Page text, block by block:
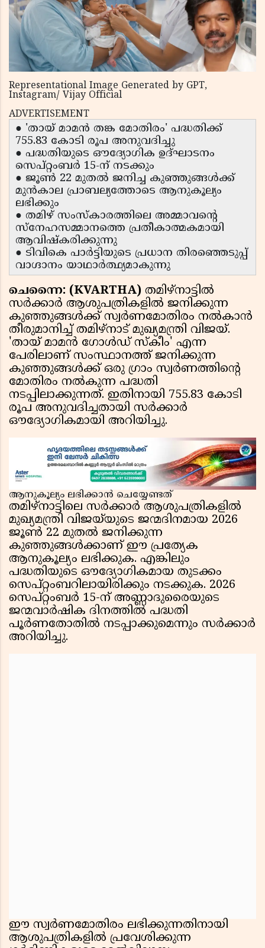
Representational Image Generated by GPT,
Instagram/ Vijay Official
ADVERTISEMENT
● 'തായ് മാമൻ തങ്ക മോതിരം' പദ്ധതിക്ക്
755.83 കോടി രൂപ അനുവദിച്ചു
● പദ്ധതിയുടെ ഔദ്യോഗിക ഉദ്ഘാടനം
സെപ്റ്റംബർ 15-ന് നടക്കും
● ജൂൺ 22 മുതൽ ജനിച്ച കുഞ്ഞുങ്ങൾക്ക്
മുൻകാല പ്രാബല്യത്തോടെ ആനുകൂല്യം
ലഭിക്കും
● തമിഴ് സംസ്കാരത്തിലെ അമ്മാവന്റെ
സ്നേഹസമ്മാനത്തെ പ്രതീകാത്മകമായി
ആവിഷ്കരിക്കുന്നു
● ടിവികെ പാർട്ടിയുടെ പ്രധാന തിരഞ്ഞെടുപ്പ്
വാഗ്ദാനം യാഥാർത്ഥ്യമാകുന്നു
ചെന്നൈ: (KVARTHA) തമിഴ്‌നാട്ടിൽ
സർക്കാർ ആശുപത്രികളിൽ ജനിക്കുന്ന
കുഞ്ഞുങ്ങൾക്ക് സ്വർണമോതിരം നൽകാൻ
തീരുമാനിച്ച് തമിഴ്‌നാട് മുഖ്യമന്ത്രി വിജയ്.
'തായ് മാമൻ ഗോൾഡ് സ്കീം' എന്ന
പേരിലാണ് സംസ്ഥാനത്ത് ജനിക്കുന്ന
കുഞ്ഞുങ്ങൾക്ക് ഒരു ഗ്രാം സ്വർണത്തിൻ്റെ
മോതിരം നൽകുന്ന പദ്ധതി
നടപ്പിലാക്കുന്നത്. ഇതിനായി 755.83 കോടി
രൂപ അനുവദിച്ചതായി സർക്കാർ
ഔദ്യോഗികമായി അറിയിച്ചു.
ആനുകൂല്യം ലഭിക്കാൻ ചെയ്യേണ്ടത്
തമിഴ്‌നാട്ടിലെ സർക്കാർ ആശുപത്രികളിൽ
മുഖ്യമന്ത്രി വിജയ്‌യുടെ ജന്മദിനമായ 2026
ജൂൺ 22 മുതൽ ജനിക്കുന്ന
കുഞ്ഞുങ്ങൾക്കാണ് ഈ പ്രത്യേക
ആനുകൂല്യം ലഭിക്കുക. എങ്കിലും
പദ്ധതിയുടെ ഔദ്യോഗികമായ തുടക്കം
സെപ്റ്റംബറിലായിരിക്കും നടക്കുക. 2026
സെപ്റ്റംബർ 15-ന് അണ്ണാദുരൈയുടെ
ജന്മവാർഷിക ദിനത്തിൽ പദ്ധതി
പൂർണതോതിൽ നടപ്പാക്കുമെന്നും സർക്കാർ
അറിയിച്ചു.
ഈ സ്വർണമോതിരം ലഭിക്കുന്നതിനായി
ആശുപത്രികളിൽ പ്രവേശിക്കുന്ന